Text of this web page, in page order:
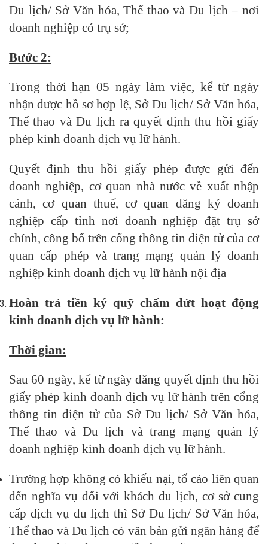
Du lịch/ Sở Văn hóa, Thể thao và Du lịch – nơi
doanh nghiệp có trụ sở;
Bước 2:
Trong thời hạn 05 ngày làm việc, kể từ ngày
nhận được hồ sơ hợp lệ, Sở Du lịch/ Sở Văn hóa,
Thể thao và Du lịch ra quyết định thu hồi giấy
phép kinh doanh dịch vụ lữ hành.
Quyết định thu hồi giấy phép được gửi đến
doanh nghiệp, cơ quan nhà nước về xuất nhập
cảnh, cơ quan thuế, cơ quan đăng ký doanh
nghiệp cấp tỉnh nơi doanh nghiệp đặt trụ sở
chính, công bố trên cổng thông tin điện tử của cơ
quan cấp phép và trang mạng quản lý doanh
nghiệp kinh doanh dịch vụ lữ hành nội địa
Hoàn trả tiền ký quỹ chấm dứt hoạt động
kinh doanh dịch vụ lữ hành:
Thời gian:
Sau 60 ngày, kể từ ngày đăng quyết định thu hồi
giấy phép kinh doanh dịch vụ lữ hành trên cổng
thông tin điện tử của Sở Du lịch/ Sở Văn hóa,
Thể thao và Du lịch và trang mạng quản lý
doanh nghiệp kinh doanh dịch vụ lữ hành.
Trường hợp không có khiếu nại, tố cáo liên quan
đến nghĩa vụ đối với khách du lịch, cơ sở cung
cấp dịch vụ du lịch thì Sở Du lịch/ Sở Văn hóa,
Thể thao và Du lịch có văn bản gửi ngân hàng để